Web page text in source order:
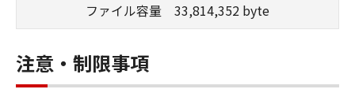
（本契約書においては、「本ソフトウェア」を
ること、またはコンピューターにおいて表示す
ること、アクセスすること、もしくは実行する
ことのいずれも含むものとします。）するため
ファイル容量 33,814,352 byte
注意・制限事項